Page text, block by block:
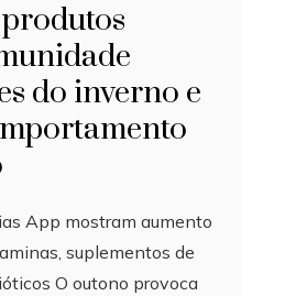
do inverno e
App mostram aumento
suplementos de
O outono provoca